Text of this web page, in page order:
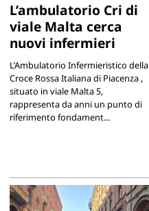
L’ambulatorio Cri di
viale Malta cerca
nuovi infermieri
L’Ambulatorio Infermieristico della
Croce Rossa Italiana di Piacenza ,
situato in viale Malta 5,
rappresenta da anni un punto di
riferimento fondament...